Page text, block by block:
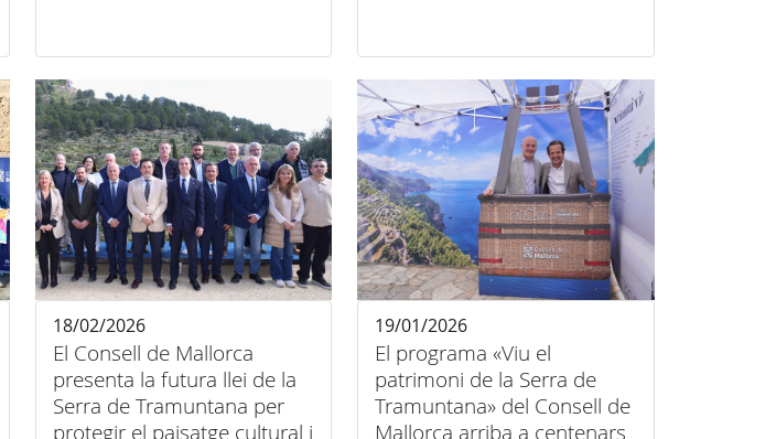
El Consell de Mallorca
presenta la futura llei de la
Serra de Tramuntana per
protegir el paisatge cultural i
18/02/2026
El programa «Viu el
patrimoni de la Serra de
Tramuntana» del Consell de
Mallorca arriba a centenars
19/01/2026